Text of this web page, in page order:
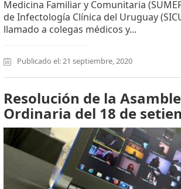
Medicina Familiar y Comunitaria
de Infectología Clínica del Uruguay
llamado a colegas médicos y...
Publicado el: 21 septiembre, 2020
Resolución de la
Ordinaria del 18 de